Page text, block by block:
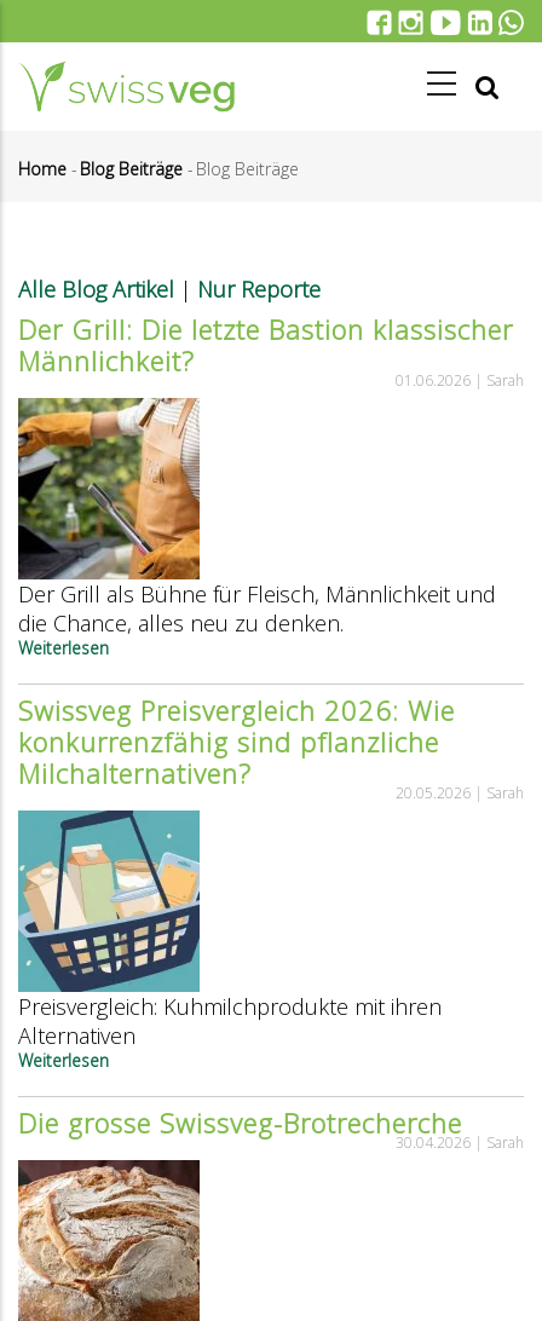
zum
Inhalt
Home - Blog Beiträge - Blog Beiträge
Alle Blog Artikel | Nur Reporte
Der Grill: Die letzte Bastion klassischer
Männlichkeit?
01.06.2026 | Sarah
Der Grill als Bühne für Fleisch, Männlichkeit und
die Chance, alles neu zu denken.
Weiterlesen
Grill:
Die
letzte
Bastion
klassischer
Swissveg Preisvergleich 2026: Wie
konkurrenzfähig sind pflanzliche
Milchalternativen?
20.05.2026 | Sarah
Preisvergleich: Kuhmilchprodukte mit ihren
Alternativen
Weiterlesen
Preisvergleich
2026:
konkurrenzfähig
sind
pflanzliche
Milchalternativen?
Die grosse Swissveg-Brotrecherche
30.04.2026 | Sarah